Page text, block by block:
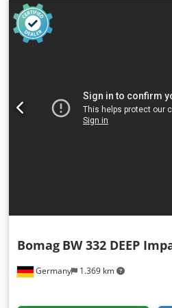
Germany 1.369 km
Bomag BW 332 DEEP